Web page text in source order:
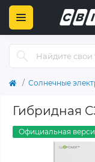
Солнечные
Гибридная
Официальная